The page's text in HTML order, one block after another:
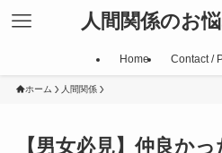
人間関係のお
Home Contact /
ホーム 人間関係
【男女必見】仲良か